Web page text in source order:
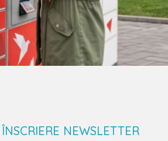
ÎNSCRIERE NEWSLETTER